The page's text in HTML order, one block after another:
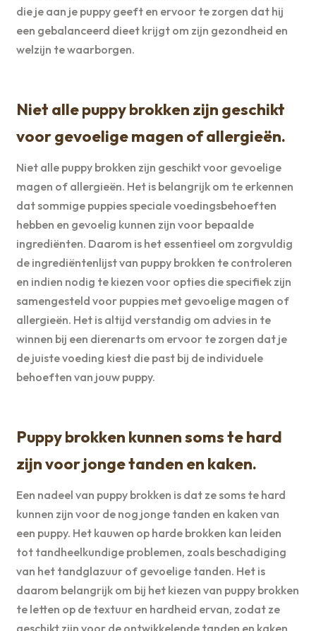
die je aan je puppy geeft en ervoor te zorgen dat hij
een gebalanceerd dieet krijgt om zijn gezondheid en
welzijn te waarborgen.
Niet alle puppy brokken zijn geschikt
voor gevoelige magen of allergieën.
Niet alle puppy brokken zijn geschikt voor gevoelige
magen of allergieën. Het is belangrijk om te erkennen
dat sommige puppies speciale voedingsbehoeften
hebben en gevoelig kunnen zijn voor bepaalde
ingrediënten. Daarom is het essentieel om zorgvuldig
de ingrediëntenlijst van puppy brokken te controleren
en indien nodig te kiezen voor opties die specifiek zijn
samengesteld voor puppies met gevoelige magen of
allergieën. Het is altijd verstandig om advies in te
winnen bij een dierenarts om ervoor te zorgen dat je
de juiste voeding kiest die past bij de individuele
behoeften van jouw puppy.
Puppy brokken kunnen soms te hard
zijn voor jonge tanden en kaken.
Een nadeel van puppy brokken is dat ze soms te hard
kunnen zijn voor de nog jonge tanden en kaken van
een puppy. Het kauwen op harde brokken kan leiden
tot tandheelkundige problemen, zoals beschadiging
van het tandglazuur of gevoelige tanden. Het is
daarom belangrijk om bij het kiezen van puppy brokken
te letten op de textuur en hardheid ervan, zodat ze